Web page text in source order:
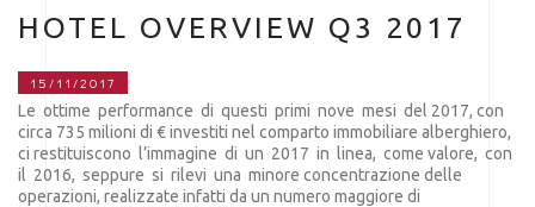
HOTEL OVERVIEW Q3 2017
15/11/2017
Le ottime performance di questi primi nove mesi del 2017, con
circa 735 milioni di € investiti nel comparto immobiliare alberghiero,
ci restituiscono l’immagine di un 2017 in linea, come valore, con
il 2016, seppure si rilevi una minore concentrazione delle
operazioni, realizzate infatti da un numero maggiore di